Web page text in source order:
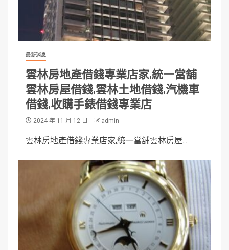
最新消息
雲林房地產借錢專業店家,統一當舖
雲林房屋借錢,雲林土地借錢,汽機車
借錢,收購手錶借錢專業店
2024 年 11 月 12 日 admin
雲林房地產借錢專業店家,統一當舖雲林房屋...